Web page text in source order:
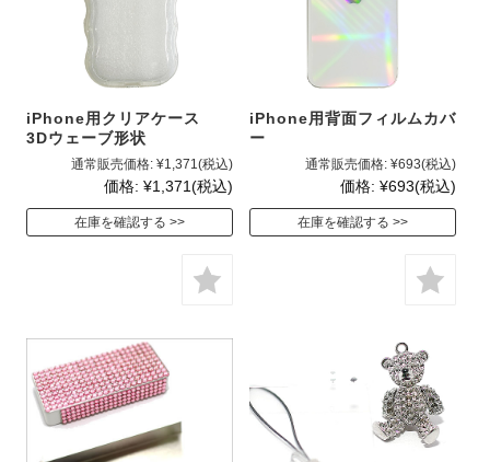
iPhone用クリアケース
3Dウェーブ形状
通常販売価格: ¥1,371(税込)
価格: ¥1,371(税込)
在庫を確認する
iPhone用背面フィルムカバ
ー
通常販売価格: ¥693(税込)
価格: ¥693(税込)
在庫を確認する